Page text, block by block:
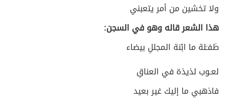
ولا تخشين من أمر يتعبني
هذا الشعر قاله وهو في السجن:
طَفـَلة ما ابْنة المجللِ بيضاء
لعـوب لذيذة في العناقِ
فاذهبي ما إليك غير بعيد